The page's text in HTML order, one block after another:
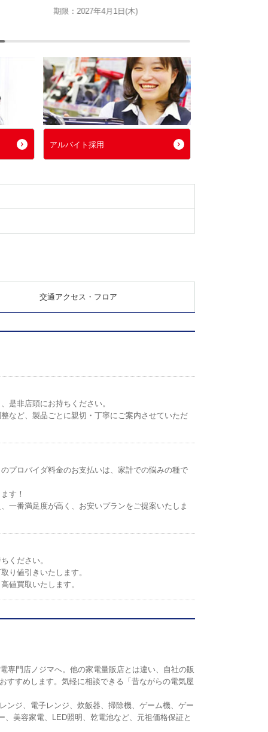
ノジマで使えます
期限：2027年4月1日(木)
アルバイト採用
交通アクセス・フロア
是非店頭にお持ちください。
など、製品ごとに親切・丁寧にご案内させていただ
プロバイダ料金のお支払いは、家計での悩みの種で
す！
一番満足度が高く、お安いプランをご提案いたしま
ください。
り値引きいたします。
値買取いたします。
専門店ノジマへ。他の家電量販店とは違い、自社の販
すすめします。気軽に相談できる「昔ながらの電気屋
ンジ、電子レンジ、炊飯器、掃除機、ゲーム機、ゲー
美容家電、LED照明、乾電池など、元祖価格保証と